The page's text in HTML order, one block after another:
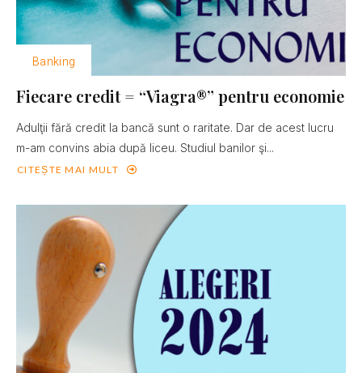
Banking
Fiecare credit = “Viagra®” pentru economie
Adulţii fără credit la bancă sunt o raritate. Dar de acest lucru
m-am convins abia după liceu. Studiul banilor şi...
CITEȘTE MAI MULT